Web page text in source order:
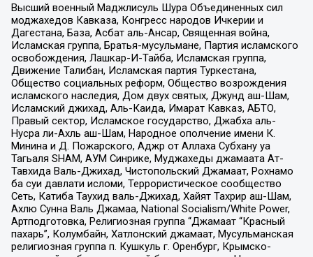
Высший военный Маджлисуль Шура Объединенных сил
моджахедов Кавказа, Конгресс народов Ичкерии и
Дагестана, База, Асбат аль-Ансар, Священная война,
Исламская группа, Братья-мусульмане, Партия исламского
освобождения, Лашкар-И-Тайба, Исламская группа,
Движение Талибан, Исламская партия Туркестана,
Общество социальных реформ, Общество возрождения
исламского наследия, Дом двух святых, Джунд аш-Шам,
Исламский джихад, Аль-Каида, Имарат Кавказ, АБТО,
Правый сектор, Исламское государство, Джабха аль-
Нусра ли-Ахль аш-Шам, Народное ополчение имени К.
Минина и Д. Пожарского, Аджр от Аллаха Субхану уа
Тагьаля SHAM, АУМ Синрике, Муджахеды джамаата Ат-
Тавхида Валь-Джихад, Чистопольский Джамаат, Рохнамо
ба суи давлати исломи, Террористическое сообщество
Сеть, Катиба Таухид валь-Джихад, Хайят Тахрир аш-Шам,
Ахлю Сунна Валь Джамаа, National Socialism/White Power,
Артподготовка, Религиозная группа “Джамаат “Красный
пахарь”, Колумбайн, Хатлонский джамаат, Мусульманская
религиозная группа п. Кушкуль г. Оренбург, Крымско-